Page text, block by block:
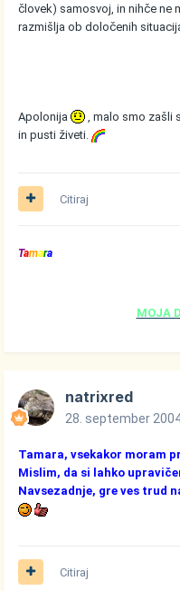
človek) samosvoj, in nihče ne
razmišlja ob določenih
Apolonija , malo smo zašli
in pusti živeti.
Citiraj
Tamara
MOJA
natrixred
28. september
Tamara, vsekakor moram
Mislim, da si lahko
Navsezadnje, gre ves trud
Citiraj